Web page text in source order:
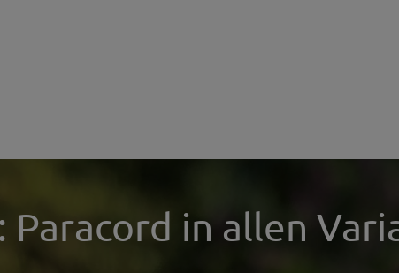
Paracord in allen